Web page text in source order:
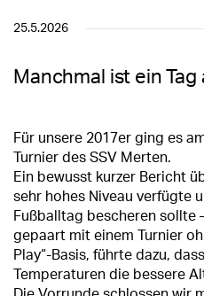
25.5.2026
Manchmal ist ein Tag
Für unsere 2017er ging es
Turnier des SSV Merten.
Ein bewusst kurzer Bericht
sehr hohes Niveau verfügte
Fußballtag bescheren sollte
gepaart mit einem Turnier
Play“-Basis, führte dazu,
Temperaturen die bessere